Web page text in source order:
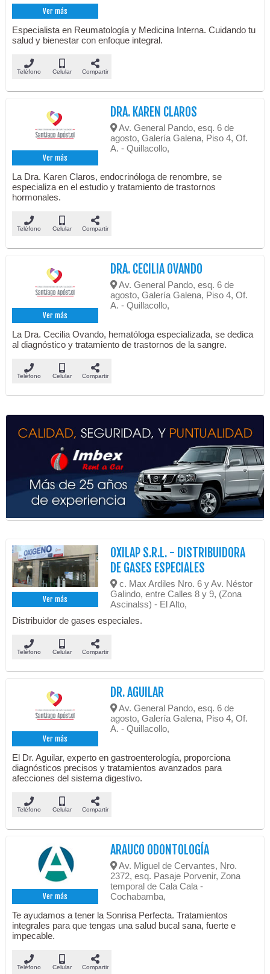
Ver más
Especialista en Reumatología y Medicina Interna. Cuidando tu
salud y bienestar con enfoque integral.
Teléfono Celular Compartir
Ver más
DRA. KAREN CLAROS
Av. General Pando, esq. 6 de
agosto, Galería Galena, Piso 4, Of.
A. - Quillacollo,
La Dra. Karen Claros, endocrinóloga de renombre, se
especializa en el estudio y tratamiento de trastornos
hormonales.
Teléfono Celular Compartir
Ver más
DRA. CECILIA OVANDO
Av. General Pando, esq. 6 de
agosto, Galería Galena, Piso 4, Of.
A. - Quillacollo,
La Dra. Cecilia Ovando, hematóloga especializada, se dedica
al diagnóstico y tratamiento de trastornos de la sangre.
Teléfono Celular Compartir
Ver más
OXILAP S.R.L. - DISTRIBUIDORA
DE GASES ESPECIALES
c. Max Ardiles Nro. 6 y Av. Néstor
Galindo, entre Calles 8 y 9, (Zona
Ascinalss) - El Alto,
Distribuidor de gases especiales.
Teléfono Celular Compartir
Ver más
DR. AGUILAR
Av. General Pando, esq. 6 de
agosto, Galería Galena, Piso 4, Of.
A. - Quillacollo,
El Dr. Aguilar, experto en gastroenterología, proporciona
diagnósticos precisos y tratamientos avanzados para
afecciones del sistema digestivo.
Teléfono Celular Compartir
Ver más
ARAUCO ODONTOLOGÍA
Av. Miguel de Cervantes, Nro.
2372, esq. Pasaje Porvenir, Zona
temporal de Cala Cala -
Cochabamba,
Te ayudamos a tener la Sonrisa Perfecta. Tratamientos
integrales para que tengas una salud bucal sana, fuerte e
impecable.
Teléfono Celular Compartir